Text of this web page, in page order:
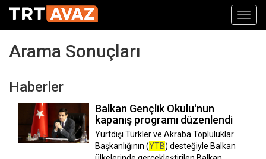
Arama Sonuçları
Haberler
Balkan Gençlik Okulu'nun
kapanış programı düzenlendi
Yurtdışı Türkler ve Akraba Topluluklar
Başkanlığının (YTB) desteğiyle Balkan